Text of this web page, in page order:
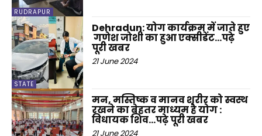
RUDRAPUR
STATE
Dehradun: योग कार्यक्रम में जाते हुए
गणेश जोशी का हुआ एक्सीडेंट…पढ़े
पूरी खबर
21 June 2024
मन, मस्तिष्क व मानव शरीर को स्वस्थ
रखने का बेहतर माध्यम है योग :
विधायक शिव…पढ़े पूरी खबर
21 June 2024